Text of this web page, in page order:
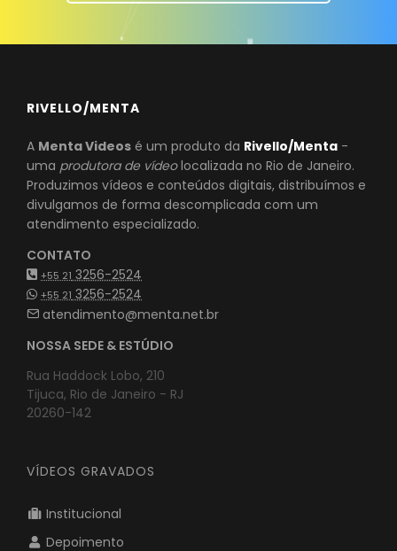
RIVELLO/MENTA
A Menta Videos é um produto da Rivello/Menta -
uma produtora de vídeolocalizada no Rio de Janeiro.
Produzimos vídeos e conteúdos digitais, distribuímos e
divulgamos de forma descomplicada com um
atendimento especializado.
CONTATO
+55 213256-2524
+55 213256-2524
atendimento@menta.net.br
NOSSA SEDE & ESTÚDIO
Rua Haddock Lobo, 210
Tijuca, Rio de Janeiro - RJ
20260-142
VÍDEOS GRAVADOS
Institucional
Depoimento